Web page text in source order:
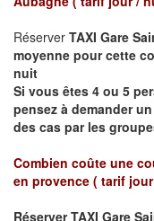
Réserver TAXI Gare
moyenne pour cette
nuit
Si vous êtes 4 ou 5
pensez à demander
des cas par les
Combien coûte une
en provence ( tarif
RéserverTAXI Gare